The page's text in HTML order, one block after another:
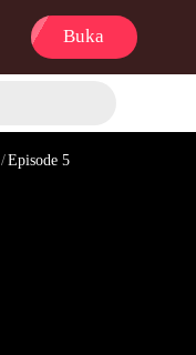
Buka
/Episode 5